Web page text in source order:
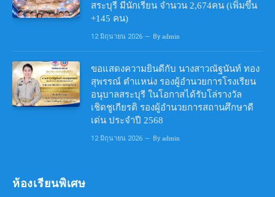
สระบุรี มีนักเรียน จำนวน 2,674คน (เพิ่มขึ้น
+145 คน)
12 มิถุนายน 2026 By admin
ขอแสดงความยินดีกับ นางสาวณัฐนันท์ ทอง
สุพรรณ์ ตำแหน่ง รองผู้อำนวยการโรงเรียน
อนุบาลสระบุรี ในโอกาสได้รับโล่รางวัล
เชิดชูเกียรติ รองผู้อำนวยการสถานศึกษาดี
เด่น ประจำปี 2568
12 มิถุนายน 2026 By admin
ห้องเรียนพิเศษ